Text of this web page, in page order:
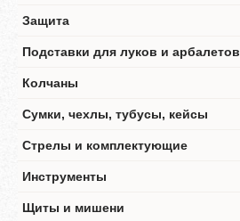
Защита
Подставки для луков и арбалетов
Колчаны
Сумки, чехлы, тубусы, кейсы
Стрелы и комплектующие
Инструменты
Щиты и мишени